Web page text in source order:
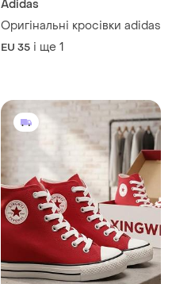
Adidas
Оригінальні кросівки adidas
EU 35 і ще 1